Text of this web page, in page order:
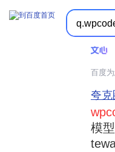
时间不
百度
夸克
模